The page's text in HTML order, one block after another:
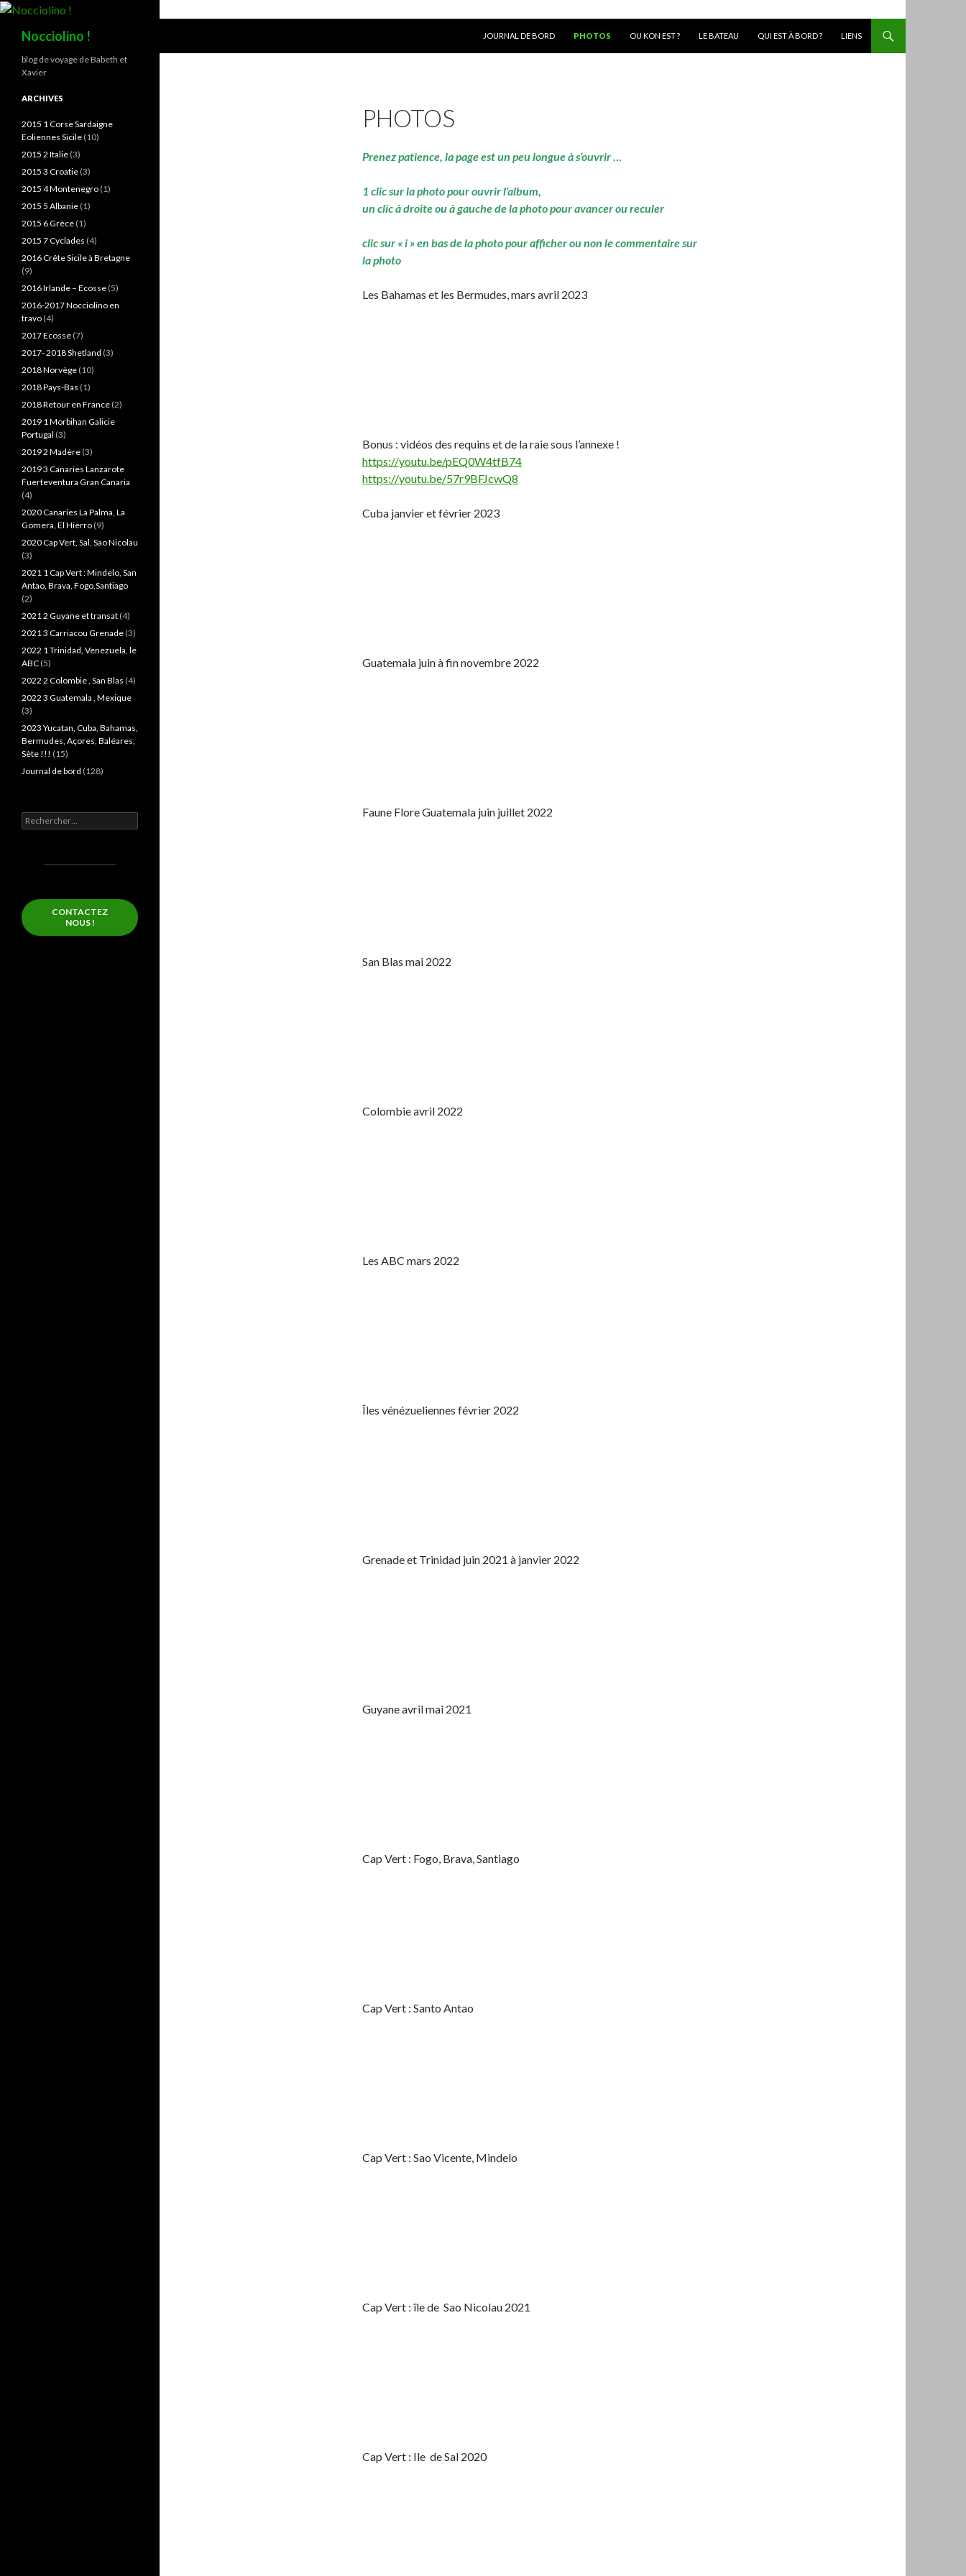
Nocciolino !
JOURNAL DE BORD
PHOTOS OU KON EST ? LE BATEAU QUI EST À BORD ? LIENS
PHOTOS
Prenez patience, la page est un peu longue à s’ouvrir …
1 clic sur la photo pour ouvrir l’album,
un clic à droite ou à gauche de la photo pour avancer ou reculer
clic sur « i » en bas de la photo pour afficher ou non le commentaire sur
la photo
Les Bahamas et les Bermudes, mars avril 2023
Bonus : vidéos des requins et de la raie sous l’annexe !
https://youtu.be/pEQ0W4tfB74
https://youtu.be/57r9BFJcwQ8
Cuba janvier et février 2023
Guatemala juin à fin novembre 2022
Faune Flore Guatemala juin juillet 2022
San Blas mai 2022
Colombie avril 2022
Les ABC mars 2022
Îles vénézueliennes février 2022
Grenade et Trinidad juin 2021 à janvier 2022
Guyane avril mai 2021
Cap Vert : Fogo, Brava, Santiago
Cap Vert : Santo Antao
Cap Vert : Sao Vicente, Mindelo
Cap Vert : île de Sao Nicolau 2021
Cap Vert : Ile de Sal 2020
blog de voyage de Babeth et
Xavier
ARCHIVES
2015 1 Corse Sardaigne
Eoliennes Sicile (10)
2015 2 Italie (3)
2015 3 Croatie (3)
2015 4 Montenegro (1)
2015 5 Albanie (1)
2015 6 Grèce (1)
2015 7 Cyclades (4)
2016 Crête Sicile à Bretagne
(9)
2016 Irlande – Ecosse (5)
2016-2017 Nocciolino en
travo (4)
2017 Ecosse (7)
2017- 2018 Shetland (3)
2018 Norvège (10)
2018 Pays-Bas (1)
2018 Retour en France (2)
2019 1 Morbihan Galicie
Portugal (3)
2019 2 Madère (3)
2019 3 Canaries Lanzarote
Fuerteventura Gran Canaria
(4)
2020 Canaries La Palma, La
Gomera, El Hierro (9)
2020 Cap Vert, Sal, Sao Nicolau
(3)
2021 1 Cap Vert : Mindelo, San
Antao, Brava, Fogo,Santiago
(2)
2021 2 Guyane et transat (4)
2021 3 Carriacou Grenade (3)
2022 1 Trinidad, Venezuela, le
ABC (5)
2022 2 Colombie , San Blas (4)
2022 3 Guatemala , Mexique
(3)
2023 Yucatan, Cuba, Bahamas,
Bermudes, Açores, Baléares,
Sète !!! (15)
Journal de bord (128)
Rechercher :
CONTACTEZ
NOUS !